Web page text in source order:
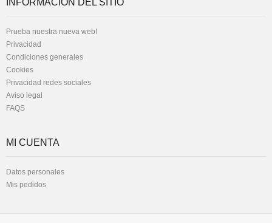
INFORMACIÓN DEL SITIO
Prueba nuestra nueva web!
Privacidad
Condiciones generales
Cookies
Privacidad redes sociales
Aviso legal
FAQS
MI CUENTA
Datos personales
Mis pedidos